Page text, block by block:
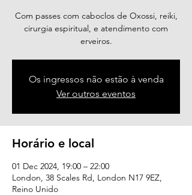
Com passes com caboclos de Oxossi, reiki,
cirurgia espiritual, e atendimento com
erveiros.
Os ingressos não estão à venda
Ver outros eventos
Horário e local
01 Dec 2024, 19:00 – 22:00
London, 38 Scales Rd, London N17 9EZ,
Reino Unido